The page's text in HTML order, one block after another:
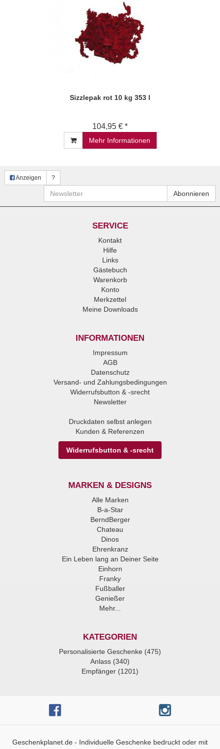
Sizzlepak rot 10 kg 353 l
104,95 € *
Mehr Informationen
Anzeigen ?
Newsletter Abonnieren
SERVICE
Kontakt
Hilfe
Links
Gästebuch
Warenkorb
Konto
Merkzettel
Meine Downloads
INFORMATIONEN
Impressum
AGB
Datenschutz
Versand- und Zahlungsbedingungen
Widerrufsbutton & -srecht
Newsletter
Druckdaten selbst anlegen
Kunden & Referenzen
Widerrufsbutton & -srecht
MARKEN & DESIGNS
Alle Marken
B-a-Star
BerndBerger
Chateau
Dinos
Ehrenkranz
Ein Leben lang an Deiner Seite
Einhorn
Franky
Fußballer
Genießer
Mehr...
KATEGORIEN
Personalisierte Geschenke (475)
Anlass (340)
Empfänger (1201)
Geschenkplanet.de - Individuelle Geschenke bedruckt oder mit